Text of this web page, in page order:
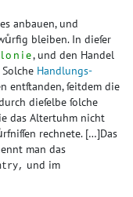
anbauen, und
bleiben. In dieſer
, und den Handel
Solche Handlungs-
entſtanden, ſeitdem die
dieſelbe ſolche
das Altertuhm nicht
rechnete. […]Das
man das
und im